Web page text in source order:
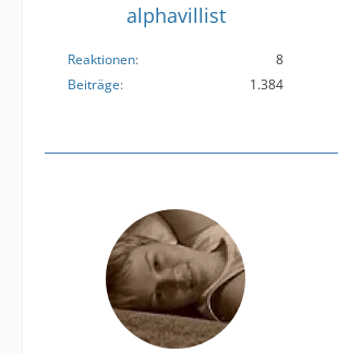
alphavillist
Reaktionen
8
Beiträge
1.384